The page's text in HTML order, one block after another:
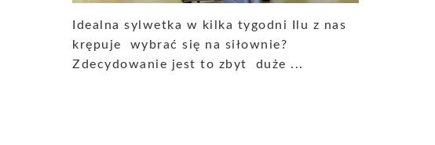
Idealna sylwetka w kilka tygodni Ilu z nas
krępuje wybrać się na siłownie?
Zdecydowanie jest to zbyt duże ...